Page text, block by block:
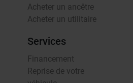
Acheter un ancêtre
Acheter un utilitaire
Services
Financement
Reprise de votre